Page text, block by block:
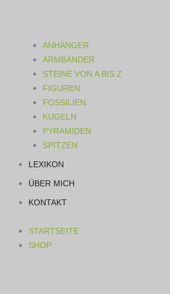
ANHÄNGER
ARMBÄNDER
STEINE VON A BIS Z
FIGUREN
FOSSILIEN
KUGELN
PYRAMIDEN
SPITZEN
LEXIKON
ÜBER MICH
KONTAKT
STARTSEITE
SHOP